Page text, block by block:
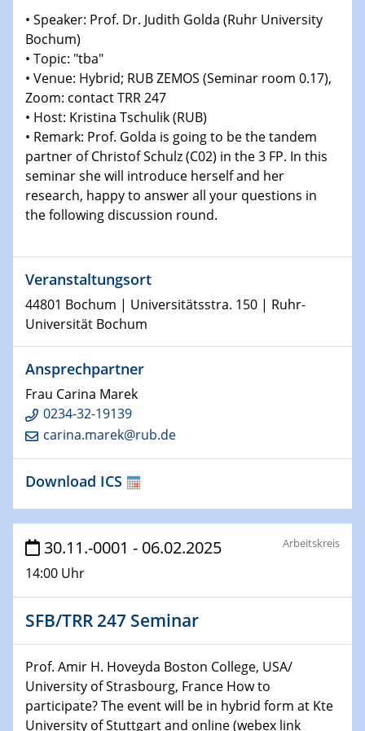
Physikalisches Kolloquium
Shaping the future: The role of metrology in a changing
world
14.01.2025
SFB 1242 Kolloquium
15.01.2025
Physikalisches Kolloquium
Comets – Why Should We Study Them?
15.01.2025
22.01.2025
Physikalisches Kolloquium
Make it and break it: Contact and Cracks at soft
interfaces
22.01.2025
HyMission Short Talks
29.01.2025
Physikalisches Kolloquium
experimental approaches to understanding gene
29.01.2025
GDCh Kolloquium
The Cation Shuffle
30.01.2025
30.01.2025
Talk Prof. Erwin Reisner
• Speaker: Prof. Dr. Judith Golda (Ruhr University
Bochum)
• Topic: "tba"
• Venue: Hybrid; RUB ZEMOS (Seminar room 0.17),
Zoom: contact TRR 247
• Host: Kristina Tschulik (RUB)
• Remark: Prof. Golda is going to be the tandem
partner of Christof Schulz (C02) in the 3 FP. In this
seminar she will introduce herself and her
research, happy to answer all your questions in
the following discussion round.
Veranstaltungsort
44801 Bochum | Universitätsstra. 150 | Ruhr-
Universität Bochum
Ansprechpartner
Frau Carina Marek
0234-32-19139
carina.marek@rub.de
Download ICS
30.11.-0001 - 06.02.2025
14:00 Uhr
Arbeitskreis
SFB/TRR 247 Seminar
Prof. Amir H. Hoveyda Boston College, USA/
University of Strasbourg, France How to
participate? The event will be in hybrid form at Kte
University of Stuttgart and online (webex link